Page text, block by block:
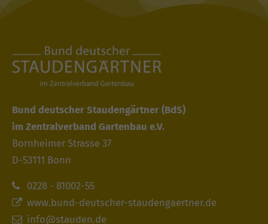
Bund deutscher Staudengärtner (BdS)
im Zentralverband Gartenbau e.V.
Bornheimer Strasse 37
D-53111 Bonn
0228 - 81002-55
www.bund-deutscher-staudengaertner.de
info@stauden.de